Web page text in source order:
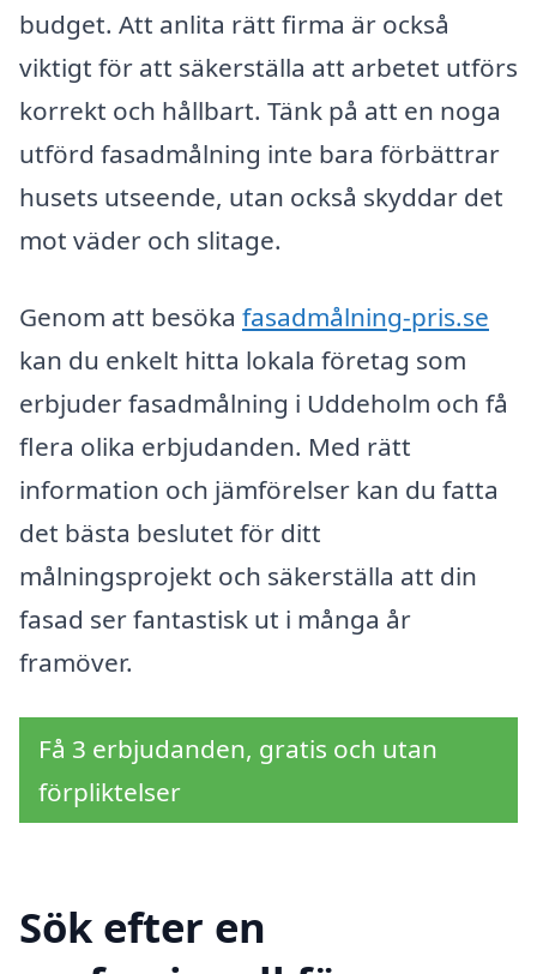
budget. Att anlita rätt firma är också
viktigt för att säkerställa att arbetet utförs
korrekt och hållbart. Tänk på att en noga
utförd fasadmålning inte bara förbättrar
husets utseende, utan också skyddar det
mot väder och slitage.
Genom att besöka fasadmålning-pris.se
kan du enkelt hitta lokala företag som
erbjuder fasadmålning i Uddeholm och få
flera olika erbjudanden. Med rätt
information och jämförelser kan du fatta
det bästa beslutet för ditt
målningsprojekt och säkerställa att din
fasad ser fantastisk ut i många år
framöver.
Få 3 erbjudanden, gratis och utan
förpliktelser
Sök efter en